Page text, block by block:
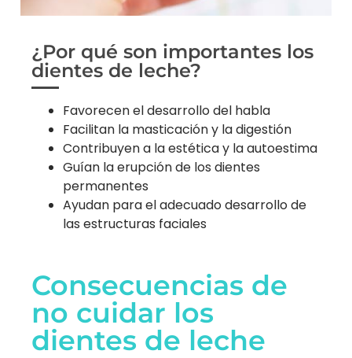
¿Por qué son importantes los
dientes de leche?
Favorecen el desarrollo del habla
Facilitan la masticación y la digestión
Contribuyen a la estética y la autoestima
Guían la erupción de los dientes
permanentes
Ayudan para el adecuado desarrollo de
las estructuras faciales
Consecuencias de
no cuidar los
dientes de leche